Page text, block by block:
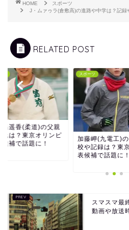
HOME
スポーツ
J・ムァゥラ(倉敷高)の進路や中学は？記録
RELATED POST
保遥香(柔道)の父親
氏は？東京オリンピ
候補で話題に！
スポーツ
加藤岬(九電工)
校や記録は？東
表候補で話題に！
スマスマ最
動画や放送